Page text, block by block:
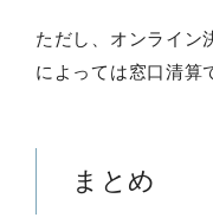
ただし、オンライン
によっては窓口清算
まとめ